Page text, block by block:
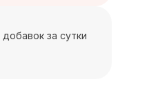
за сутки